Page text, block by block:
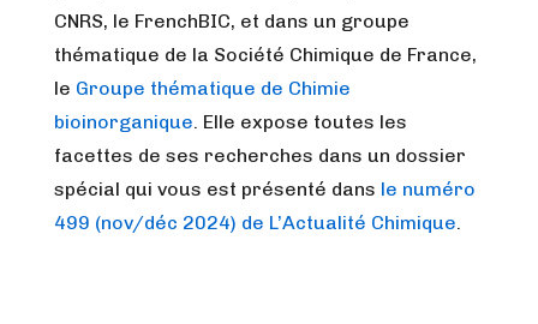
CNRS, le FrenchBIC, et dans un groupe
thématique de la Société Chimique de France,
le Groupe thématique de Chimie
bioinorganique. Elle expose toutes les
facettes de ses recherches dans un dossier
spécial qui vous est présenté dans le numéro
499 (nov/déc 2024) de L’Actualité Chimique.